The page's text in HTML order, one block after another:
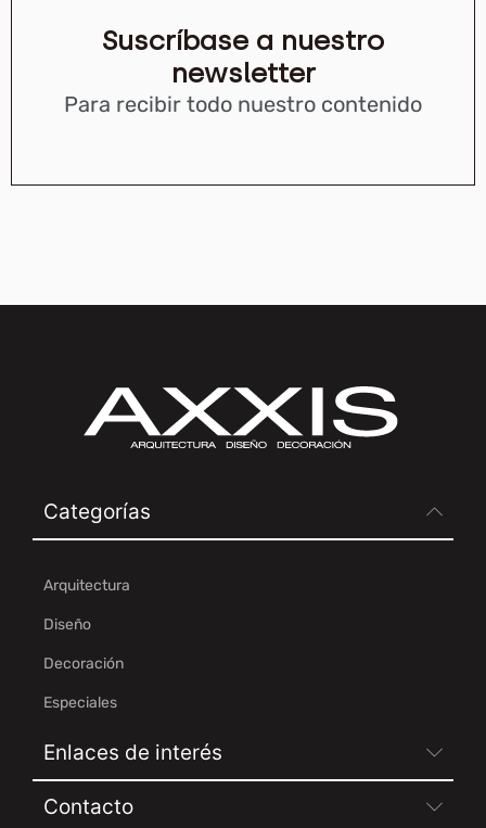
Suscríbase a nuestro
newsletter
Para recibir todo nuestro contenido
Categorías
Arquitectura
Diseño
Decoración
Especiales
Enlaces de interés
Contacto